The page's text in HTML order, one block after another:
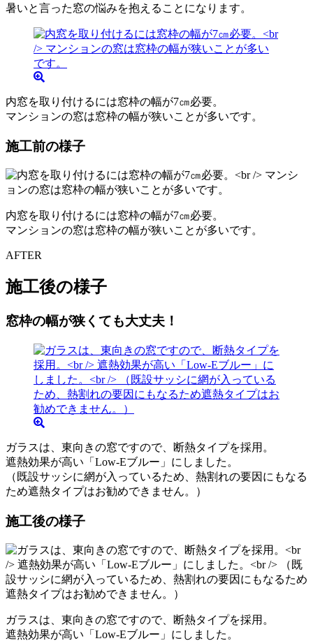
暑いと言った窓の悩みを抱えることになります。
内窓を取り付けるには窓枠の幅が7㎝必要。
マンションの窓は窓枠の幅が狭いことが多いです。
施工前の様子
内窓を取り付けるには窓枠の幅が7㎝必要。
マンションの窓は窓枠の幅が狭いことが多いです。
AFTER
施工後の様子
窓枠の幅が狭くても大丈夫！
ガラスは、東向きの窓ですので、断熱タイプを採用。
遮熱効果が高い「Low-Eブルー」にしました。
（既設サッシに網が入っているため、熱割れの要因にもなる
ため遮熱タイプはお勧めできません。）
施工後の様子
ガラスは、東向きの窓ですので、断熱タイプを採用。
遮熱効果が高い「Low-Eブルー」にしました。